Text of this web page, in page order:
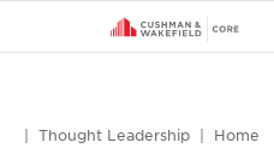
Home
Thought Leadership